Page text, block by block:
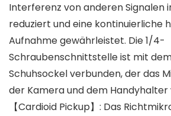
Interferenz von anderen Signalen
reduziert und eine kontinuierliche
Aufnahme gewährleistet. Die 1/4-
Schraubenschnittstelle ist mit
Schuhsockel verbunden, der das
der Kamera und dem Handyhalter
【Cardioid Pickup】: Das